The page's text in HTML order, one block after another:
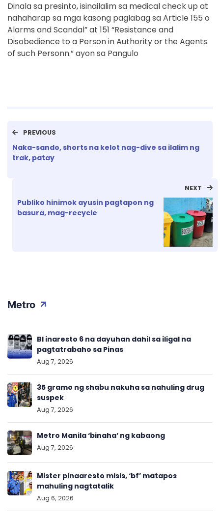
Dinala sa presinto, isinailalim sa medical check up at
nahaharap sa mga kasong paglabag sa Article 155 o
Alarms and Scandal” at 151 “Resistance and
Disobedience to a Person in Authority or the Agents
of such Personn.” ayon sa Pangulo
PREVIOUS
Naka-sando, shorts na kelot nag-dive sa ilalim ng
trak, patay
NEXT
Publiko hinimok ayusin pagtapon ng
basura, mag-recycle
Metro
BI inaresto 6 na dayuhan dahil sa iligal na
pagtatrabaho sa Pinas
Aug 7, 2026
35 gramo ng shabu nakuha sa nahuling drug
suspek
Aug 7, 2026
Metro Manila ‘binaha’ ng kabaong
Aug 7, 2026
Mister pinaaresto misis, ‘bf’ matapos
mahuling nagtatalik
Aug 6, 2026